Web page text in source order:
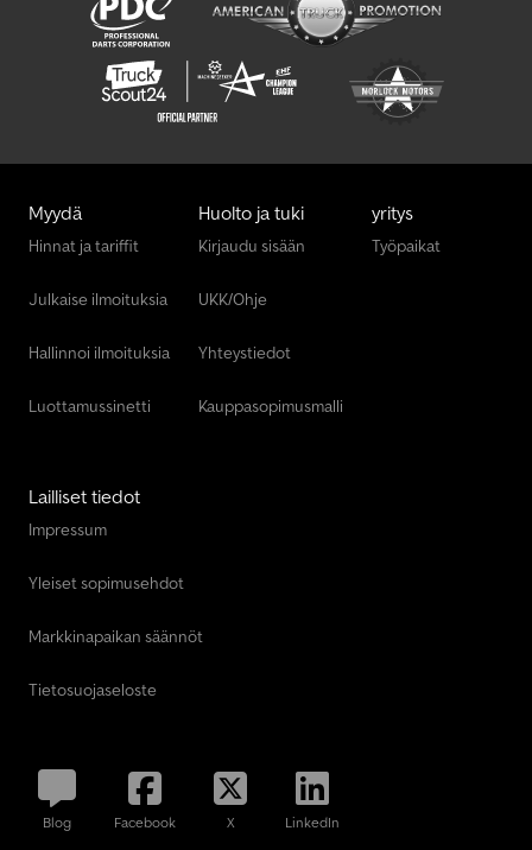
Myydä
Hinnat ja tariffit
Julkaise ilmoituksia
Hallinnoi ilmoituksia
Luottamussinetti
Huolto ja tuki
Kirjaudu sisään
UKK/Ohje
Yhteystiedot
Kauppasopimusmalli
yritys
Työpaikat
Lailliset tiedot
Impressum
Yleiset sopimusehdot
Markkinapaikan säännöt
Tietosuojaseloste
Blog Facebook X LinkedIn